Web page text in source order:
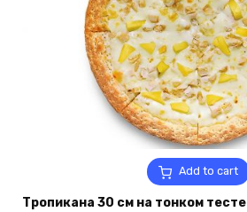
Add to cart
Тропикана 30 см на тонком тесте